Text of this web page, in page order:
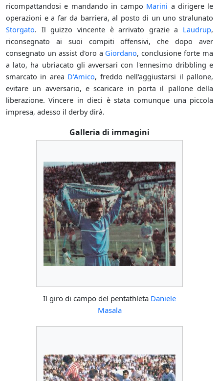
ricompattandosi e mandando in campo Marini a dirigere le
operazioni e a far da barriera, al posto di un uno stralunato
Storgato. Il guizzo vincente è arrivato grazie a Laudrup,
riconsegnato ai suoi compiti offensivi, che dopo aver
consegnato un assist d'oro a Giordano, conclusione forte ma
a lato, ha ubriacato gli avversari con l'ennesimo dribbling e
smarcato in area D'Amico, freddo nell'aggiustarsi il pallone,
evitare un avversario, e scaricare in porta il pallone della
liberazione. Vincere in dieci è stata comunque una piccola
impresa, adesso il derby dirà.
Galleria di immagini
Il giro di campo del pentathleta Daniele
Masala